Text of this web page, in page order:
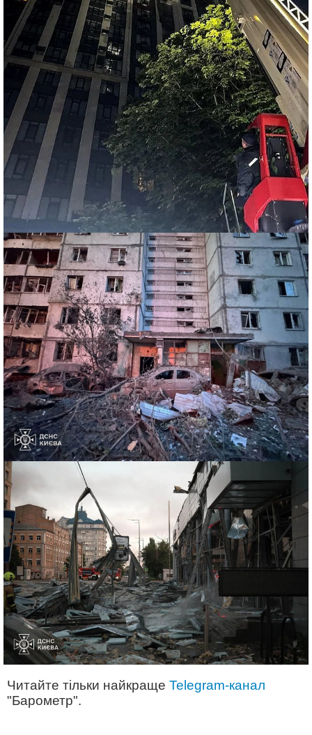
Читайте тільки найкраще Telegram-канал
"Барометр".